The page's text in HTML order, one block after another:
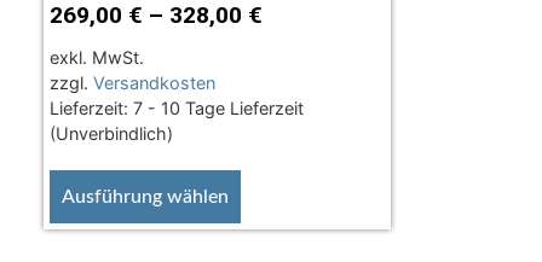
269,00 € – 328,00 €
exkl. MwSt.
zzgl. Versandkosten
Lieferzeit: 7 - 10 Tage Lieferzeit
(Unverbindlich)
Ausführung wählen